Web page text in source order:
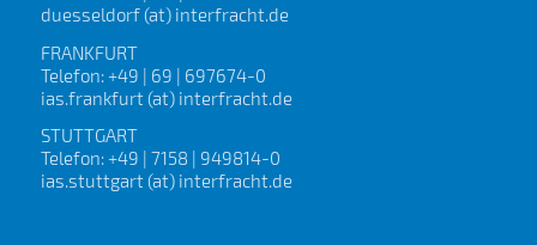
duesseldorf (at) interfracht.de
FRANKFURT
Telefon: +49 | 69 | 697674-0
ias.frankfurt (at) interfracht.de
STUTTGART
Telefon: +49 | 7158 | 949814-0
ias.stuttgart (at) interfracht.de